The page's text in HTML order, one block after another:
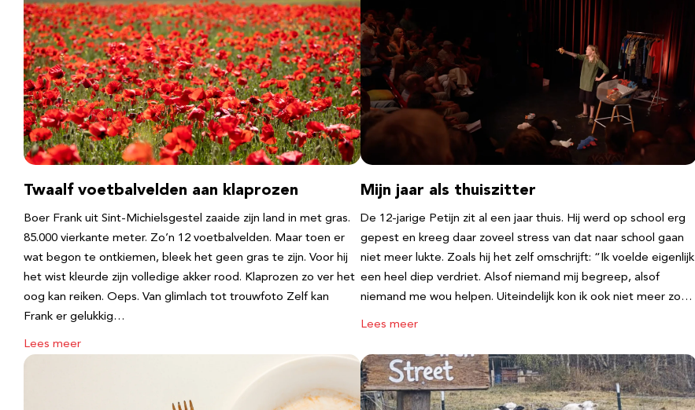
Twaalf voetbalvelden aan klaprozen
Boer Frank uit Sint-Michielsgestel zaaide zijn land in met gras.
85.000 vierkante meter. Zo’n 12 voetbalvelden. Maar toen er
wat begon te ontkiemen, bleek het geen gras te zijn. Voor hij
het wist kleurde zijn volledige akker rood. Klaprozen zo ver het
oog kan reiken. Oeps. Van glimlach tot trouwfoto Zelf kan
Frank er gelukkig…
Lees meer
Mijn jaar als thuiszitter
De 12-jarige Petijn zit al een jaar thuis. Hij werd op school erg
gepest en kreeg daar zoveel stress van dat naar school gaan
niet meer lukte. Zoals hij het zelf omschrijft: “Ik voelde eigenlijk
een heel diep verdriet. Alsof niemand mij begreep, alsof
niemand me wou helpen. Uiteindelijk kon ik ook niet meer zo…
Lees meer